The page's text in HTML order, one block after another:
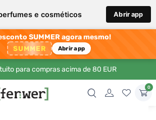
e cosméticos Abrir app
SUMMER agora mesmo!
SUMMER Abrir app
para compras acima de 80 EUR
0